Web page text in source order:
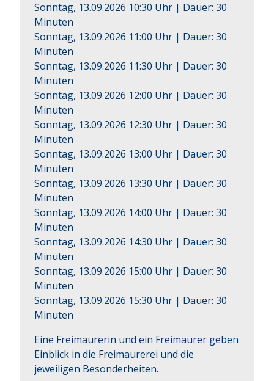
Sonntag, 13.09.2026 10:30 Uhr | Dauer: 30
Minuten
Sonntag, 13.09.2026 11:00 Uhr | Dauer: 30
Minuten
Sonntag, 13.09.2026 11:30 Uhr | Dauer: 30
Minuten
Sonntag, 13.09.2026 12:00 Uhr | Dauer: 30
Minuten
Sonntag, 13.09.2026 12:30 Uhr | Dauer: 30
Minuten
Sonntag, 13.09.2026 13:00 Uhr | Dauer: 30
Minuten
Sonntag, 13.09.2026 13:30 Uhr | Dauer: 30
Minuten
Sonntag, 13.09.2026 14:00 Uhr | Dauer: 30
Minuten
Sonntag, 13.09.2026 14:30 Uhr | Dauer: 30
Minuten
Sonntag, 13.09.2026 15:00 Uhr | Dauer: 30
Minuten
Sonntag, 13.09.2026 15:30 Uhr | Dauer: 30
Minuten
Eine Freimaurerin und ein Freimaurer geben
Einblick in die Freimaurerei und die
jeweiligen Besonderheiten.